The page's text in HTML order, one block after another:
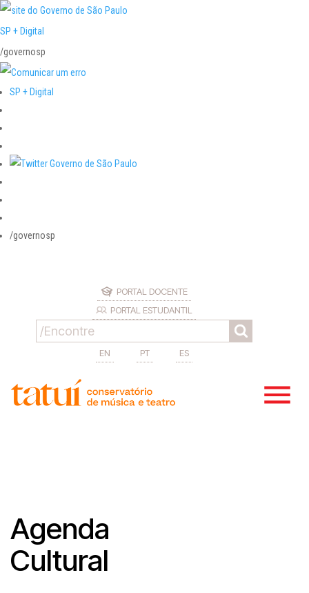
SP + Digital
/governosp
SP + Digital
/governosp
PORTAL DOCENTE
PORTAL ESTUDANTIL
EN PT ES
Agenda
Cultural